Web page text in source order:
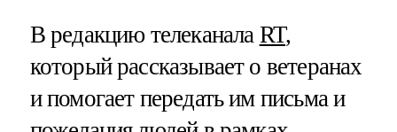
В редакцию телеканала RT,
который рассказывает о ветеранах
и помогает передать им письма и